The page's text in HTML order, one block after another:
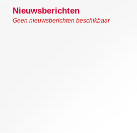
Nieuwsberichten
Geen nieuwsberichten beschikbaar